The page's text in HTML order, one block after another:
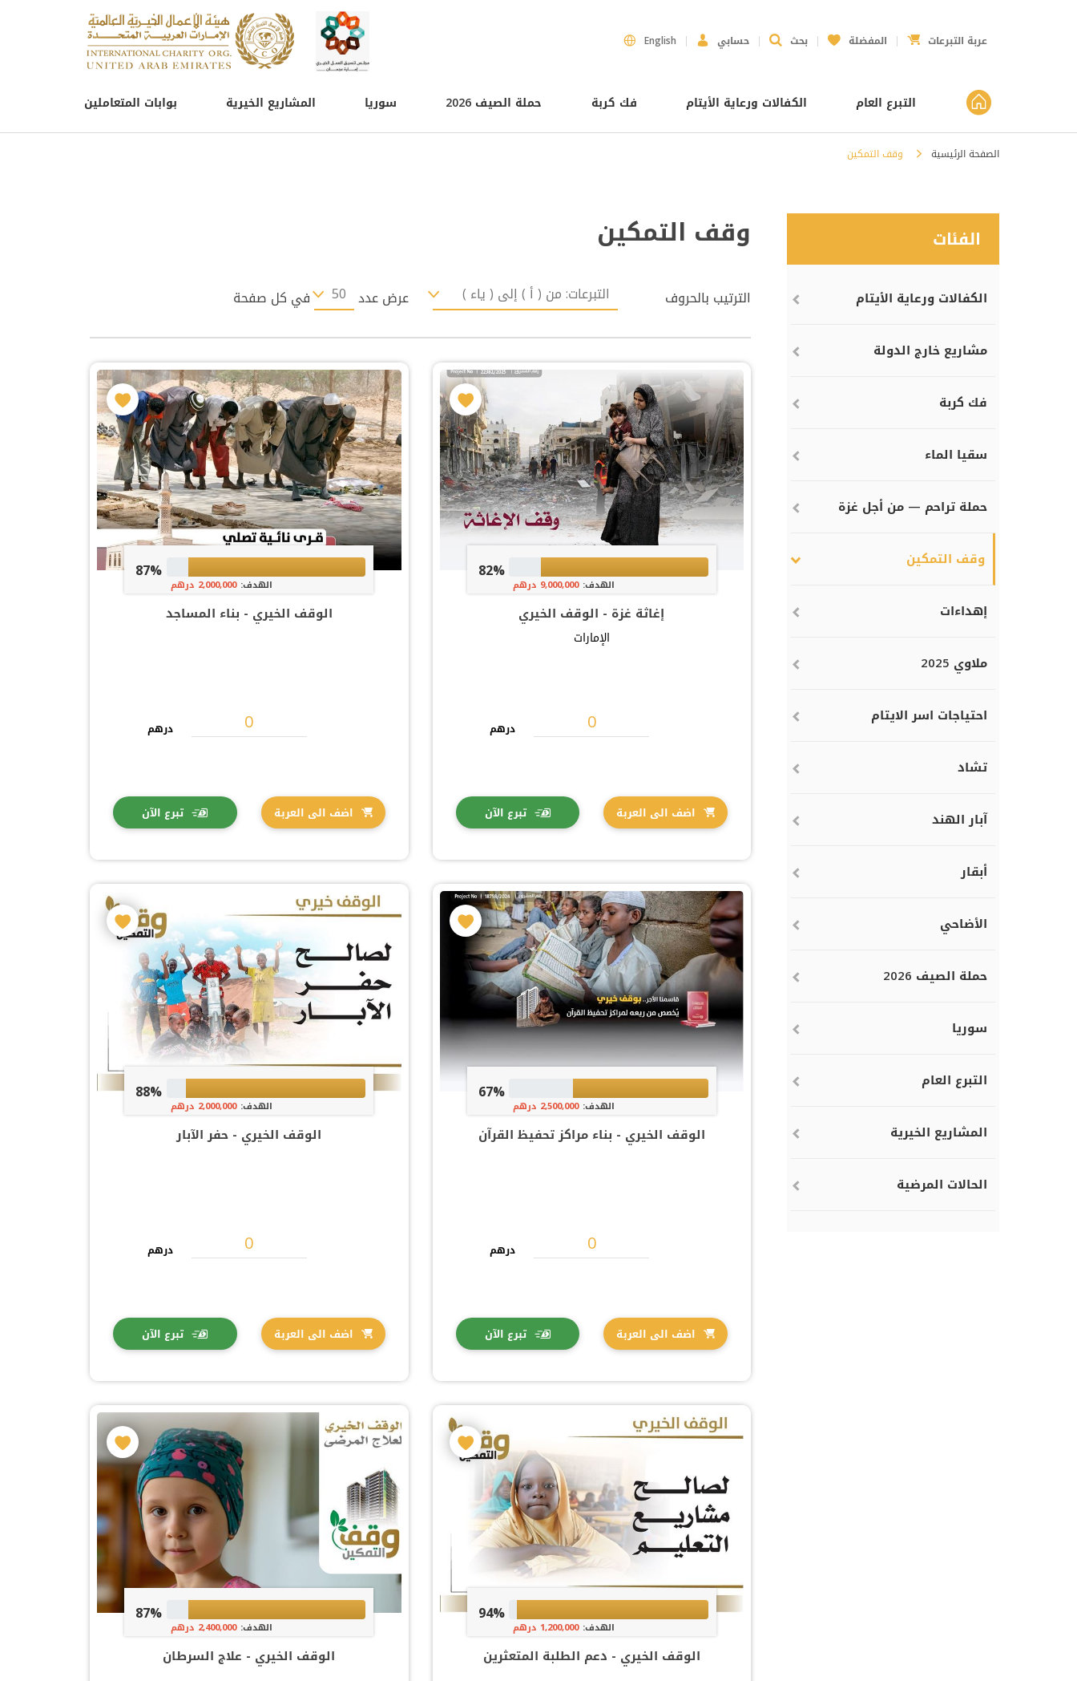
English حسابي بحث المفضلة عربة التبرعات
التبرع العام الكفالات ورعاية الأيتام فك كربة حملة الصيف 2026 سوريا المشاريع الخيرية
الصفحة الرئيسية وقف التمكين
الفئات
الكفالات ورعاية الأيتام
مشاريع خارج الدولة
فك كربة
سقيا الماء
حملة تراحم — من أجل غزة
وقف التمكين
إهداءات
ملاوي 2025
احتياجات اسر الايتام
تشاد
آبار الهند
أبقار
الأضاحي
حملة الصيف 2026
سوريا
التبرع العام
المشاريع الخيرية
الحالات المرضية
وقف التمكين
الترتيب بالحروف عرض عدد في كل صفحة
82%
الهدف: 9,000,000 درهم
إغاثة غزة - الوقف الخيري
الإمارات
درهم
اضف الى العربة تبرع الآن
87%
الهدف: 2,000,000 درهم
الوقف الخيري - بناء المساجد
درهم
اضف الى العربة تبرع الآن
67%
الهدف: 2,500,000 درهم
الوقف الخيري - بناء مراكز تحفيظ القرآن
درهم
اضف الى العربة تبرع الآن
88%
الهدف: 2,000,000 درهم
الوقف الخيري - حفر الآبار
درهم
اضف الى العربة تبرع الآن
94%
الهدف: 1,200,000 درهم
الوقف الخيري - دعم الطلبة المتعثرين
87%
الهدف: 2,400,000 درهم
الوقف الخيري - علاج السرطان